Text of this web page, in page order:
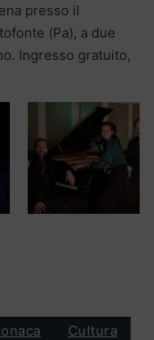
presso il
(Pa), a due
Ingresso gratuito,
Cultura